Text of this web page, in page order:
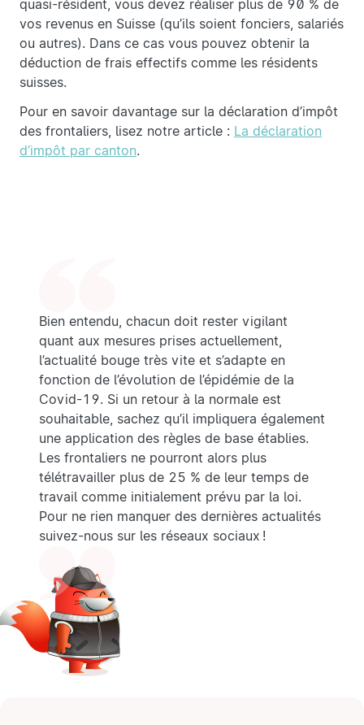
quasi-résident, vous devez réaliser plus de 90 % de
vos revenus en Suisse (qu’ils soient fonciers, salariés
ou autres). Dans ce cas vous pouvez obtenir la
déduction de frais effectifs comme les résidents
suisses.
Pour en savoir davantage sur la déclaration d’impôt
des frontaliers, lisez notre article : La déclaration
d’impôt par canton.
Bien entendu, chacun doit rester vigilant
quant aux mesures prises actuellement,
l’actualité bouge très vite et s’adapte en
fonction de l’évolution de l’épidémie de la
Covid-19. Si un retour à la normale est
souhaitable, sachez qu’il impliquera également
une application des règles de base établies.
Les frontaliers ne pourront alors plus
télétravailler plus de 25 % de leur temps de
travail comme initialement prévu par la loi.
Pour ne rien manquer des dernières actualités
suivez-nous sur les réseaux sociaux !